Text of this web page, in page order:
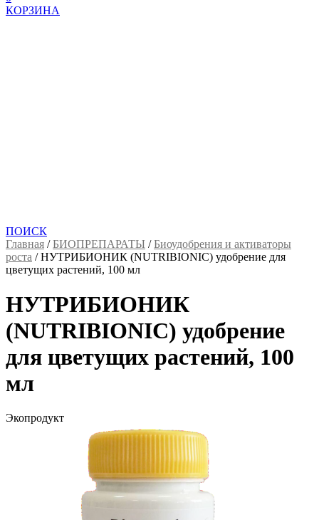
КОРЗИНА
ПОИСК
Главная /БИОПРЕПАРАТЫ /Биоудобрения и активаторы
роста /НУТРИБИОНИК (NUTRIBIONIC) удобрение для
цветущих растений, 100 мл
НУТРИБИОНИК
(NUTRIBIONIC) удобрение
для цветущих растений, 100
мл
Экопродукт